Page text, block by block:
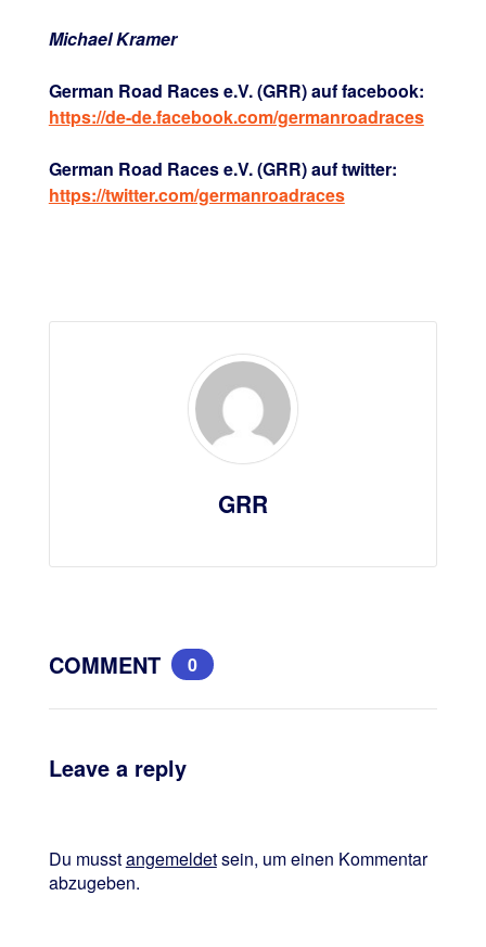
Michael Kramer
German Road Races e.V. (GRR) auf facebook:
https://de-de.facebook.com/germanroadraces
German Road Races e.V. (GRR) auf twitter:
https://twitter.com/germanroadraces
GRR
COMMENT 0
Leave a reply
Du musstangemeldetsein, um einen Kommentar
abzugeben.